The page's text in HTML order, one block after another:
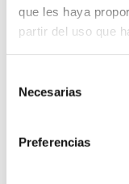
que les haya
partir del uso que
Necesarias
Preferencias
Telefonía
segura en altura
desde donde estés